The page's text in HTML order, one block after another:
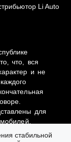
Li Auto
что, вся
и не
для
и актуальную
стабильной